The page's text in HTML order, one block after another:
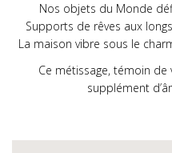
Nos objets du Monde
Supports de rêves aux
La maison vibre sous le
Ce métissage, témoin
supplément